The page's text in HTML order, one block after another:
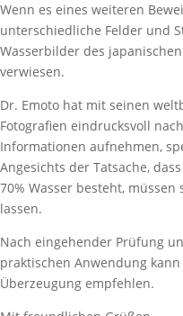
Wenn es eines weiteren
unterschiedliche Felder und
Wasserbilder des
verwiesen.
Dr. Emoto hat mit seinen
Fotografien eindrucksvoll
Informationen aufnehmen,
Angesichts der Tatsache,
70% Wasser besteht,
lassen.
Nach eingehender Prüfung
praktischen Anwendung
Überzeugung empfehlen.